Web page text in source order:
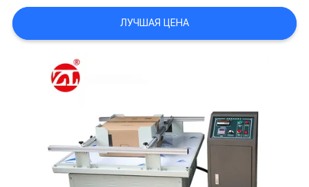
SITEMAP
PRIVACY
POLICY
ЛУЧШАЯ ЦЕНА